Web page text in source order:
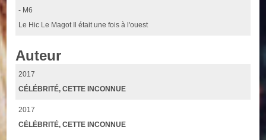
- M6
Le Hic Le Magot Il était une fois à l'ouest
Auteur
2017
CÉLÉBRITÉ, CETTE INCONNUE
2017
CÉLÉBRITÉ, CETTE INCONNUE